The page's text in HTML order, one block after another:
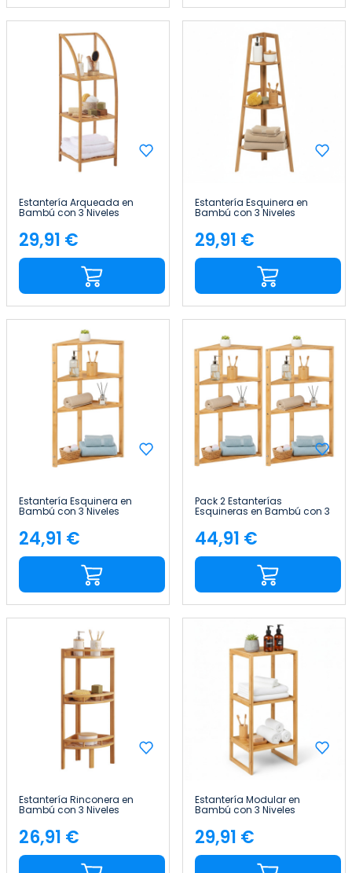
Estantería Arqueada en
Bambú con 3 Niveles
Thinia Home
Precio
29,91 €
Estantería Esquinera en
Bambú con 3 Niveles
Thinia Home
Precio
29,91 €
Estantería Esquinera en
Bambú con 3 Niveles
Thinia Home
Precio
24,91 €
Pack 2 Estanterías
Esquineras en Bambú con 3
Niveles Canoply
80x36.5x33.5cm Thinia
Home
Precio
44,91 €
Estantería Rinconera en
Bambú con 3 Niveles
Home
Precio
26,91 €
Estantería Modular en
Bambú con 3 Niveles
Thinia Home
Precio
29,91 €